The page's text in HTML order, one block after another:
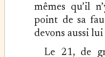
mêmes qu’il
point de sa
devons aussi
Le 21, de